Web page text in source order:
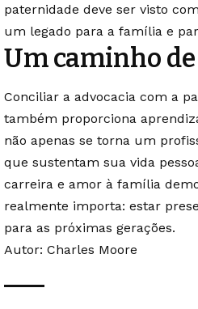
paternidade deve ser visto
um legado para a família e
Um caminho
Conciliar a advocacia com a
também proporciona
não apenas se torna um
que sustentam sua vida
carreira e amor à família
realmente importa: estar
para as próximas gerações.
Autor: Charles Moore